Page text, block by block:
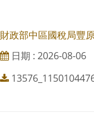
財政部中區國稅局豐
日期 : 2026-08-06